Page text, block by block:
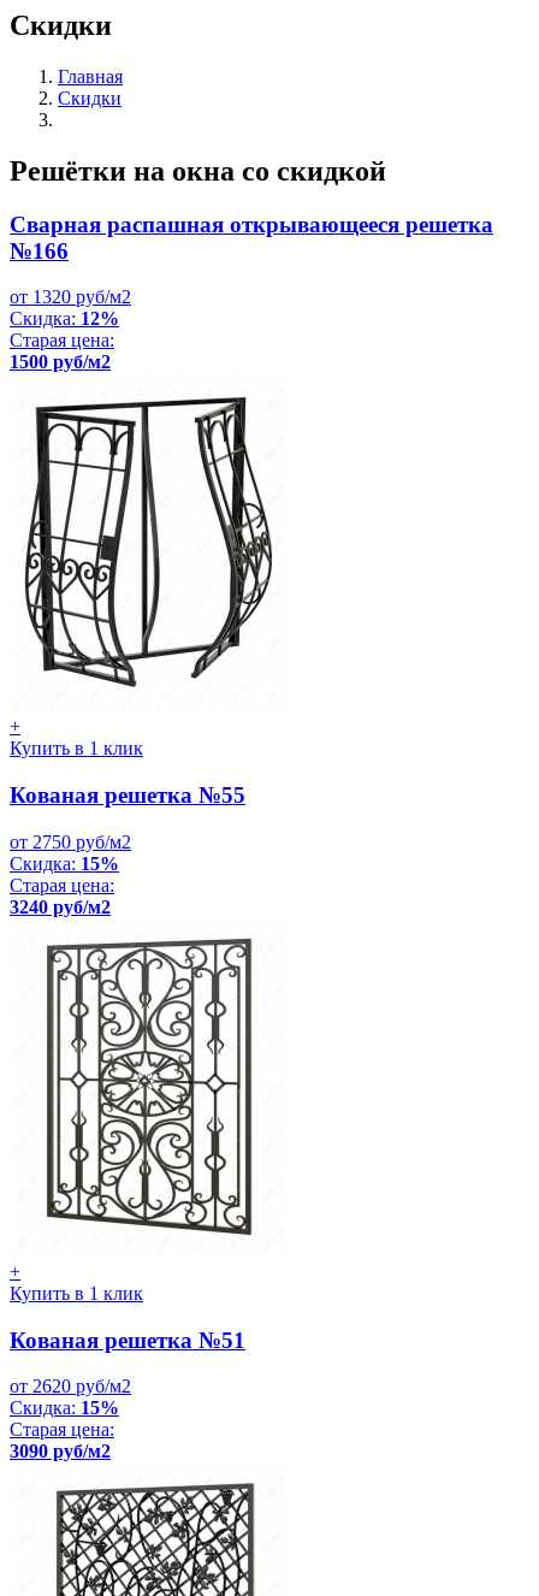
Скидки
Главная
Скидки
Решётки на окна со скидкой
Сварная распашная открывающееся решетка
№166
от 1320 руб/м2
Скидка: 12%
Старая цена:
1500 руб/м2
+
Купить в 1 клик
Кованая решетка №55
от 2750 руб/м2
Скидка: 15%
Старая цена:
3240 руб/м2
+
Купить в 1 клик
Кованая решетка №51
от 2620 руб/м2
Скидка: 15%
Старая цена:
3090 руб/м2